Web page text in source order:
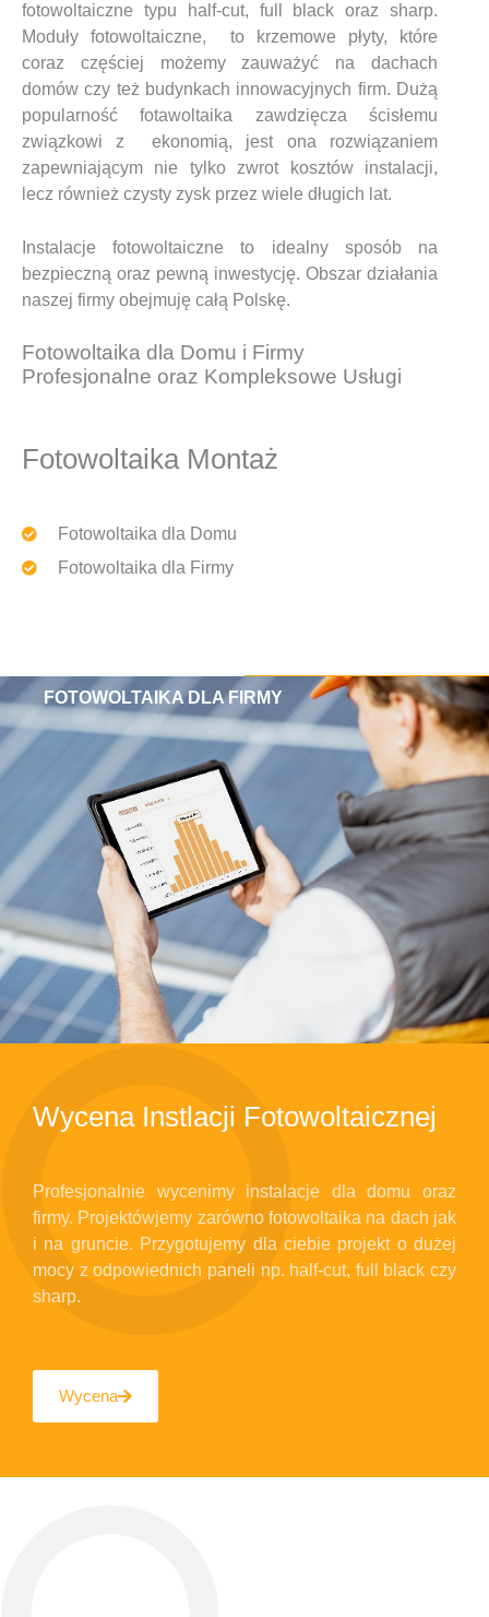
fotowoltaiczne typu half-cut, full black oraz sharp.
Moduły fotowoltaiczne, to krzemowe płyty, które
coraz częściej możemy zauważyć na dachach
domów czy też budynkach innowacyjnych firm. Dużą
popularność fotawoltaika zawdzięcza ścisłemu
związkowi z ekonomią, jest ona rozwiązaniem
zapewniającym nie tylko zwrot kosztów instalacji,
lecz również czysty zysk przez wiele długich lat.
Instalacje fotowoltaiczne to idealny sposób na
bezpieczną oraz pewną inwestycję. Obszar działania
naszej firmy obejmuję całą Polskę.
Fotowoltaika dla Domu i Firmy
Profesjonalne oraz Kompleksowe Usługi
Fotowoltaika Montaż
Fotowoltaika dla Domu
Fotowoltaika dla Firmy
Wycena Instlacji Fotowoltaicznej
Profesjonalnie wycenimy instalacje dla domu oraz
firmy. Projektówjemy zarówno fotowoltaika na dach jak
i na gruncie. Przygotujemy dla ciebie projekt o dużej
mocy z odpowiednich paneli np. half-cut, full black czy
sharp.
Wycena
FOTOWOLTAIKA DLA FIRMY